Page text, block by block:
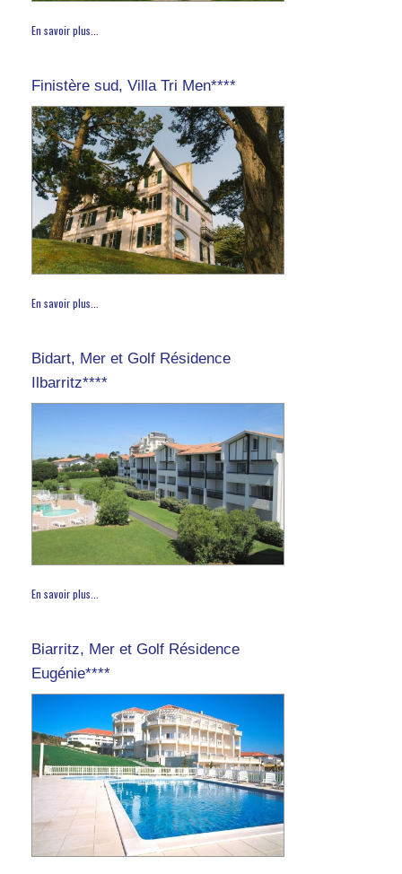
En savoir plus...
Finistère sud, Villa Tri Men****
En savoir plus...
Bidart, Mer et Golf Résidence
Ilbarritz****
En savoir plus...
Biarritz, Mer et Golf Résidence
Eugénie****